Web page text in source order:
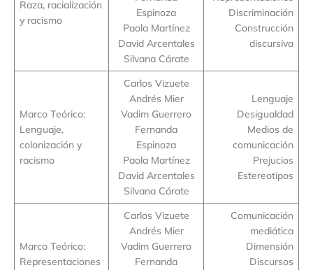
Raza, racialización
y racismo
Espinoza
Paola Martínez
David Arcentales
Silvana Cárate
Discriminación
Construcción
discursiva
Marco Teórico:
Lenguaje,
colonización y
racismo
Carlos Vizuete
Andrés Mier
Vadim Guerrero
Fernanda
Espinoza
Paola Martínez
David Arcentales
Silvana Cárate
Lenguaje
Desigualdad
Medios de
comunicación
Prejucios
Estereotipos
Marco Teórico:
Representaciones
Carlos Vizuete
Andrés Mier
Vadim Guerrero
Fernanda
Comunicación
mediática
Dimensión
Discursos